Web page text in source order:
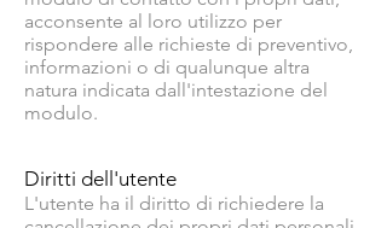
acconsente al loro utilizzo per
rispondere alle richieste di preventivo,
informazioni o di qualunque altra
natura indicata dall'intestazione del
modulo.
Diritti dell'utente
L'utente ha il diritto di richiedere la